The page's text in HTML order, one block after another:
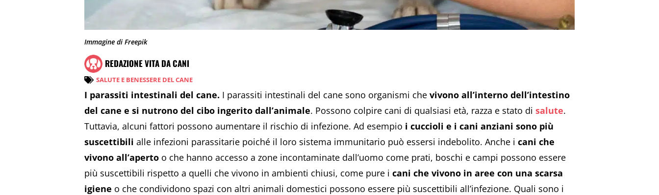
Immagine di Freepik
REDAZIONE VITA DA CANI
SALUTE E BENESSERE DEL CANE
I parassiti intestinali del cane. I parassiti intestinali del cane sono organismi che vivono all’interno dell’intestino
del cane e si nutrono del cibo ingerito dall’animale. Possono colpire cani di qualsiasi età, razza e stato di salute.
Tuttavia, alcuni fattori possono aumentare il rischio di infezione. Ad esempio i cuccioli e i cani anziani sono più
suscettibili alle infezioni parassitarie poiché il loro sistema immunitario può essersi indebolito. Anche i cani che
vivono all’aperto o che hanno accesso a zone incontaminate dall’uomo come prati, boschi e campi possono essere
più suscettibili rispetto a quelli che vivono in ambienti chiusi, come pure i cani che vivono in aree con una scarsa
igiene o che condividono spazi con altri animali domestici possono essere più suscettibili all’infezione. Quali sono i